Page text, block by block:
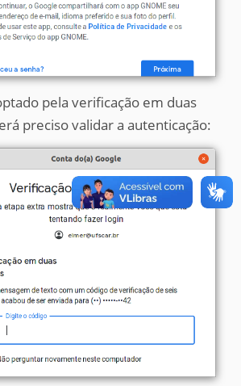
pela verificação em duas
preciso validar a autenticação: